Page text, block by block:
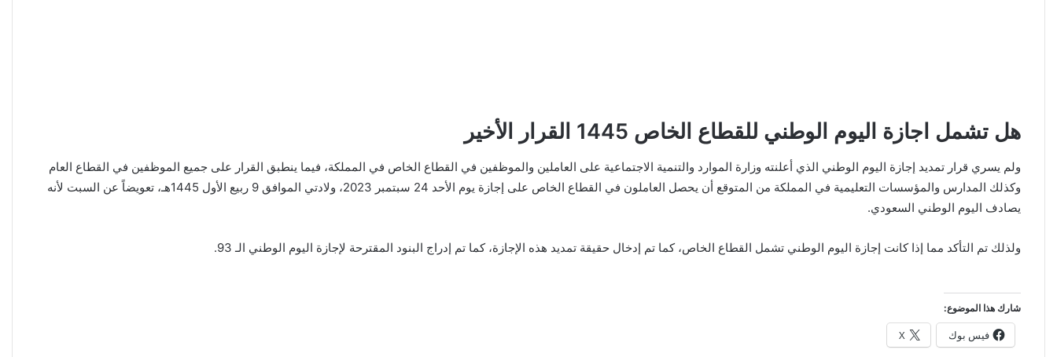
هل تشمل اجازة اليوم الوطني للقطاع الخاص 1445 القرار الأخير
ولم يسري قرار تمديد إجازة اليوم الوطني الذي أعلنته وزارة الموارد والتنمية الاجتماعية على العاملين والموظفين في القطاع الخاص في المملكة، فيما ينطبق القرار على جميع الموظفين في القطاع العام
وكذلك المدارس والمؤسسات التعليمية في المملكة من المتوقع أن يحصل العاملون في القطاع الخاص على إجازة يوم الأحد 24 سبتمبر 2023، ولادتي الموافق 9 ربيع الأول 1445هـ، تعويضاً عن السبت لأنه
يصادف اليوم الوطني السعودي.
ولذلك تم التأكد مما إذا كانت إجازة اليوم الوطني تشمل القطاع الخاص، كما تم إدخال حقيقة تمديد هذه الإجازة، كما تم إدراج البنود المقترحة لإجازة اليوم الوطني الـ 93.
شارك هذا الموضوع:
فيس بوك X